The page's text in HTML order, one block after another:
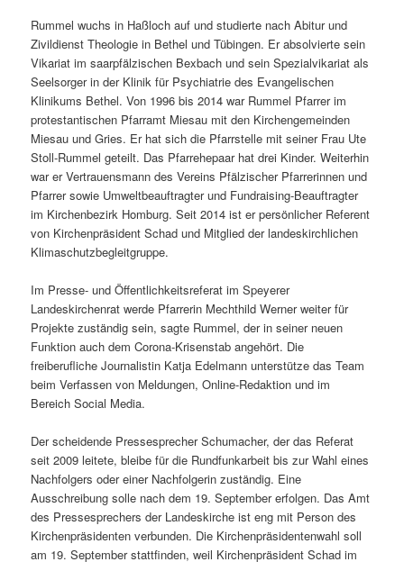
Rummel wuchs in Haßloch auf und studierte nach Abitur und
Zivildienst Theologie in Bethel und Tübingen. Er absolvierte sein
Vikariat im saarpfälzischen Bexbach und sein Spezialvikariat als
Seelsorger in der Klinik für Psychiatrie des Evangelischen
Klinikums Bethel. Von 1996 bis 2014 war Rummel Pfarrer im
protestantischen Pfarramt Miesau mit den Kirchengemeinden
Miesau und Gries. Er hat sich die Pfarrstelle mit seiner Frau Ute
Stoll-Rummel geteilt. Das Pfarrehepaar hat drei Kinder. Weiterhin
war er Vertrauensmann des Vereins Pfälzischer Pfarrerinnen und
Pfarrer sowie Umweltbeauftragter und Fundraising-Beauftragter
im Kirchenbezirk Homburg. Seit 2014 ist er persönlicher Referent
von Kirchenpräsident Schad und Mitglied der landeskirchlichen
Klimaschutzbegleitgruppe.
Im Presse- und Öffentlichkeitsreferat im Speyerer
Landeskirchenrat werde Pfarrerin Mechthild Werner weiter für
Projekte zuständig sein, sagte Rummel, der in seiner neuen
Funktion auch dem Corona-Krisenstab angehört. Die
freiberufliche Journalistin Katja Edelmann unterstütze das Team
beim Verfassen von Meldungen, Online-Redaktion und im
Bereich Social Media.
Der scheidende Pressesprecher Schumacher, der das Referat
seit 2009 leitete, bleibe für die Rundfunkarbeit bis zur Wahl eines
Nachfolgers oder einer Nachfolgerin zuständig. Eine
Ausschreibung solle nach dem 19. September erfolgen. Das Amt
des Pressesprechers der Landeskirche ist eng mit Person des
Kirchenpräsidenten verbunden. Die Kirchenpräsidentenwahl soll
am 19. September stattfinden, weil Kirchenpräsident Schad im